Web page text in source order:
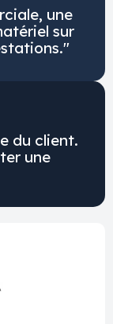
une
sur
du client.
une